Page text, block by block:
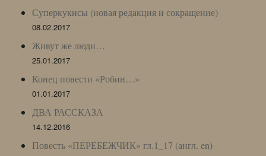
Суперкукисы (новая редакция и сокращение)
08.02.2017
Живут же люди…
25.01.2017
Конец повести «Робин…»
01.01.2017
ДВА РАССКАЗА
14.12.2016
Повесть «ПЕРЕБЕЖЧИК» гл.1_17 (англ. en)